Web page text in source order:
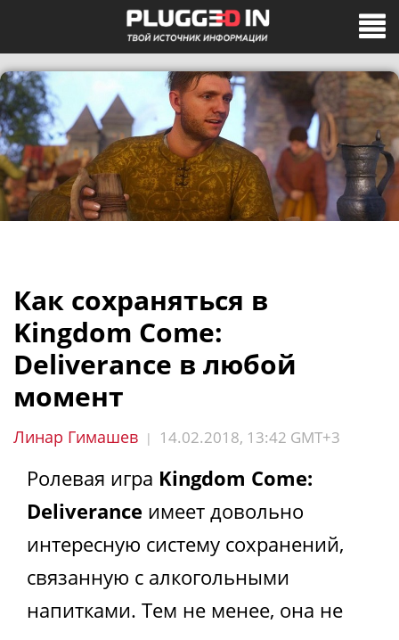
Как сохраняться в
Kingdom Come:
Deliverance в любой
момент
Линар Гимашев | 14.02.2018, 13:42 GMT+3
Ролевая игра Kingdom Come:
Deliverance имеет довольно
интересную систему сохранений,
связанную с алкогольными
напитками. Тем не менее, она не